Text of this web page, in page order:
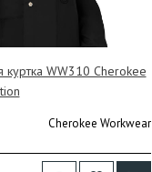
WW310 Cherokee
Cherokee Workwear